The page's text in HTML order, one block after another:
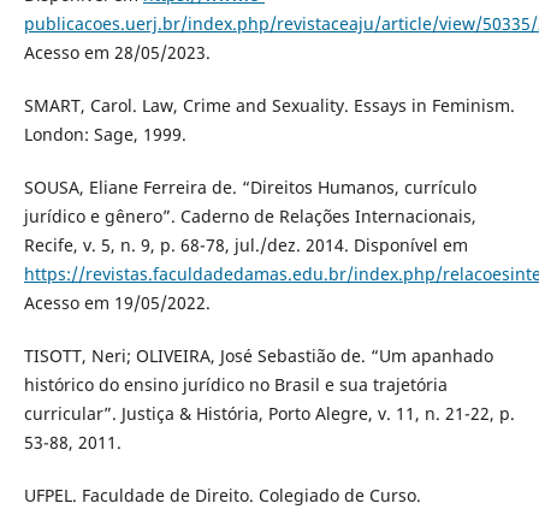
publicacoes.uerj.br/index.php/revistaceaju/article/view/50335/
Acesso em 28/05/2023.
SMART, Carol. Law, Crime and Sexuality. Essays in Feminism.
London: Sage, 1999.
SOUSA, Eliane Ferreira de. “Direitos Humanos, currículo
jurídico e gênero”. Caderno de Relações Internacionais,
Recife, v. 5, n. 9, p. 68-78, jul./dez. 2014. Disponível em
https://revistas.faculdadedamas.edu.br/index.php/
Acesso em 19/05/2022.
TISOTT, Neri; OLIVEIRA, José Sebastião de. “Um apanhado
histórico do ensino jurídico no Brasil e sua trajetória
curricular”. Justiça & História, Porto Alegre, v. 11, n. 21-22, p.
53-88, 2011.
UFPEL. Faculdade de Direito. Colegiado de Curso.